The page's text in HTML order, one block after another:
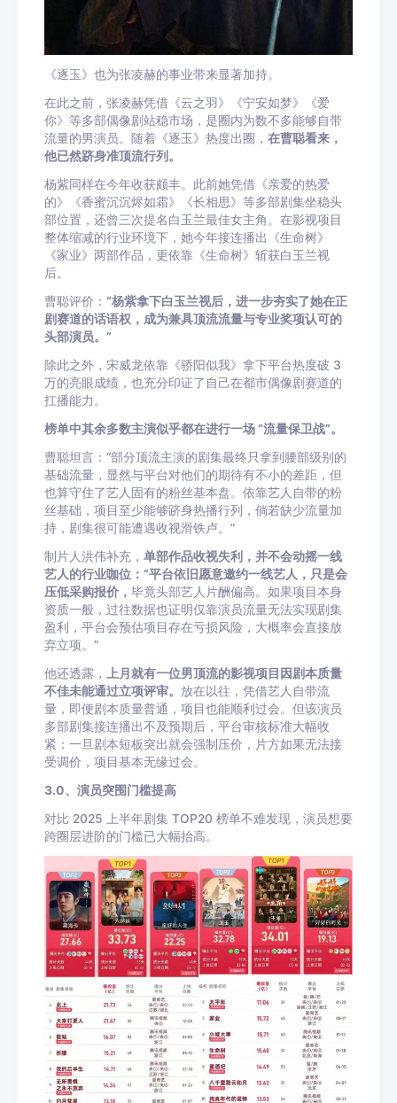
《逐玉》也为张凌赫的事业带来显著加持。
在此之前，张凌赫凭借《云之羽》《宁安如梦》《爱
你》等多部偶像剧站稳市场，是圈内为数不多能够自带
流量的男演员。随着《逐玉》热度出圈， 在曹聪看来，
他已然跻身准顶流行列。
杨紫同样在今年收获颇丰。此前她凭借《亲爱的热爱
的》《香蜜沉沉烬如霜》《长相思》等多部剧集坐稳头
部位置，还曾三次提名白玉兰最佳女主角。在影视项目
整体缩减的行业环境下，她今年接连播出《生命树》
《家业》两部作品，更依靠《生命树》斩获白玉兰视
后。
曹聪评价： “杨紫拿下白玉兰视后，进一步夯实了她在正
剧赛道的话语权，成为兼具顶流流量与专业奖项认可的
头部演员。”
除此之外，宋威龙依靠《骄阳似我》拿下平台热度破 3
万的亮眼成绩，也充分印证了自己在都市偶像剧赛道的
扛播能力。
榜单中其余多数主演似乎都在进行一场 “流量保卫战”。
曹聪坦言：“部分顶流主演的剧集最终只拿到腰部级别的
基础流量，显然与平台对他们的期待有不小的差距，但
也算守住了艺人固有的粉丝基本盘。依靠艺人自带的粉
丝基础，项目至少能够跻身热播行列，倘若缺少流量加
持，剧集很可能遭遇收视滑铁卢。”
制片人洪伟补充， 单部作品收视失利，并不会动摇一线
艺人的行业咖位：“平台依旧愿意邀约一线艺人，只是会
压低采购报价， 毕竟头部艺人片酬偏高。如果项目本身
资质一般，过往数据也证明仅靠演员流量无法实现剧集
盈利，平台会预估项目存在亏损风险，大概率会直接放
弃立项。”
他还透露，
上月就有一位男顶流的影视项目因剧本质量
不佳未能通过立项评审。 放在以往，凭借艺人自带流
量，即便剧本质量普通，项目也能顺利过会。但该演员
多部剧集接连播出不及预期后，平台审核标准大幅收
紧：一旦剧本短板突出就会强制压价，片方如果无法接
受调价，项目基本无缘过会。
3.0、演员突围门槛提高
对比 2025 上半年剧集 TOP20 榜单不难发现，演员想要
跨圈层进阶的门槛已大幅抬高。